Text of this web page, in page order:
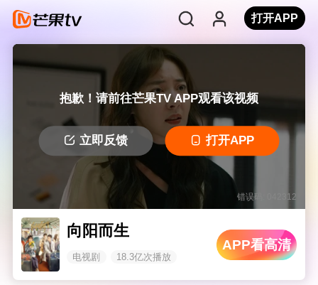
打开APP
抱歉！请前往芒果TV APP观看该视频
立即反馈 打开APP
错误码: 042312
向阳而生
电视剧 18.3亿次播放
APP看高清